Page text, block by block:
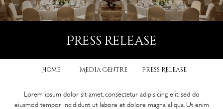
press release
Home Media Centre Press Release
Lorem ipsum dolor sit amet, consectetur adipisicing elit, sed do
eiusmod tempor incididunt ut labore et dolore magna aliqua. Ut enim